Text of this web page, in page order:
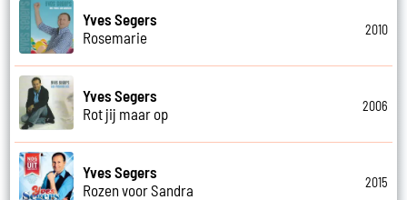
Yves Segers
Rosemarie
2010
Yves Segers
Rot jij maar op
2006
Yves Segers
Rozen voor Sandra
2015